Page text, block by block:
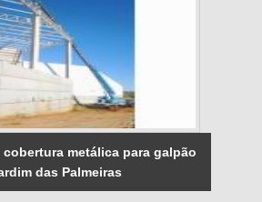
metálica para galpão
das Palmeiras